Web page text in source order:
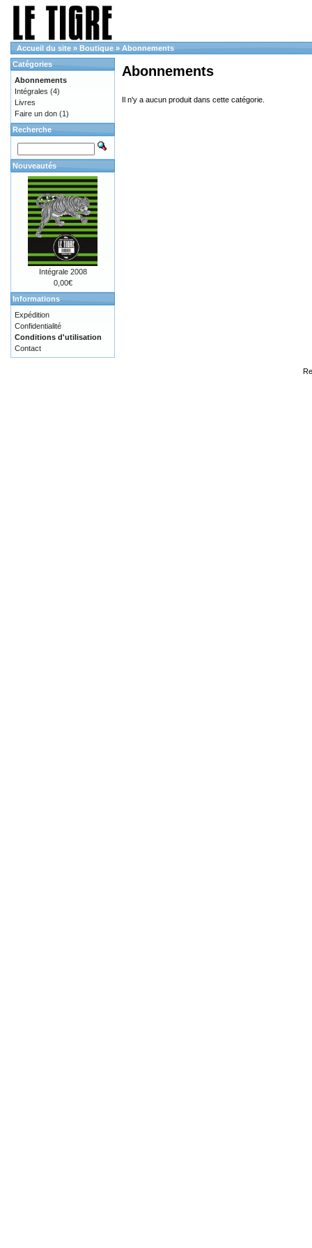
Accueil du site » Boutique » Abonnements
Abonnements
Il n'y a aucun produit dans cette catégorie.
Catégories
Abonnements
Intégrales (4)
Livres
Faire un don (1)
Recherche
Nouveautés
Intégrale 2008
0,00€
Informations
Expédition
Confidentialité
Conditions d'utilisation
Contact